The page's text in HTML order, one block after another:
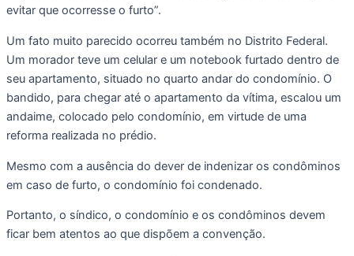
evitar que ocorresse o furto”.
Um fato muito parecido ocorreu também no Distrito Federal.
Um morador teve um celular e um notebook furtado dentro de
seu apartamento, situado no quarto andar do condomínio. O
bandido, para chegar até o apartamento da vítima, escalou um
andaime, colocado pelo condomínio, em virtude de uma
reforma realizada no prédio.
Mesmo com a ausência do dever de indenizar os condôminos
em caso de furto, o condomínio foi condenado.
Portanto, o síndico, o condomínio e os condôminos devem
ficar bem atentos ao que dispõem a convenção.